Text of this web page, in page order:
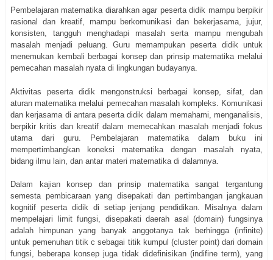
Pembelajaran matematika diarahkan agar peserta didik mampu berpikir
rasional dan kreatif, mampu berkomunikasi dan bekerjasama, jujur,
konsisten, tangguh menghadapi masalah serta mampu mengubah
masalah menjadi peluang. Guru memampukan peserta didik untuk
menemukan kembali berbagai konsep dan prinsip matematika melalui
pemecahan masalah nyata di lingkungan budayanya.
Aktivitas peserta didik mengonstruksi berbagai konsep, sifat, dan
aturan matematika melalui pemecahan masalah kompleks. Komunikasi
dan kerjasama di antara peserta didik dalam memahami, menganalisis,
berpikir kritis dan kreatif dalam memecahkan masalah menjadi fokus
utama dari guru. Pembelajaran matematika dalam buku ini
mempertimbangkan koneksi matematika dengan masalah nyata,
bidang ilmu lain, dan antar materi matematika di dalamnya.
Dalam kajian konsep dan prinsip matematika sangat tergantung
semesta pembicaraan yang disepakati dan pertimbangan jangkauan
kognitif peserta didik di setiap jenjang pendidikan. Misalnya dalam
mempelajari limit fungsi, disepakati daerah asal (domain) fungsinya
adalah himpunan yang banyak anggotanya tak berhingga (infinite)
untuk pemenuhan titik c sebagai titik kumpul (cluster point) dari domain
fungsi, beberapa konsep juga tidak didefinisikan (indifine term), yang